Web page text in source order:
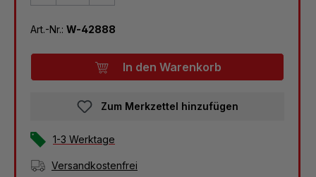
Art.-Nr.: W-42888
In den Warenkorb
Zum Merkzettel hinzufügen
1-3 Werktage
Versandkostenfrei